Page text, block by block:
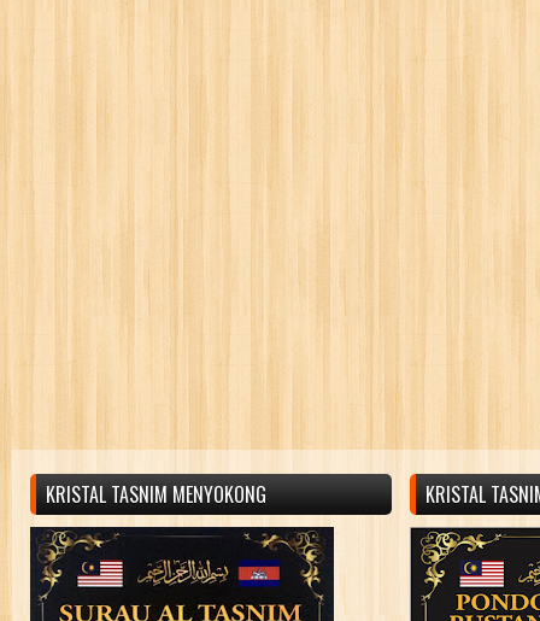
KRISTAL TASNIM MENYOKONG KRISTAL